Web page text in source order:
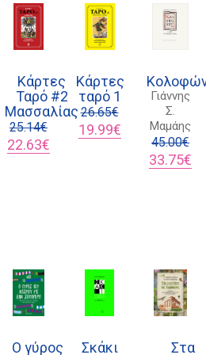
Κάρτες
Ταρό #2
Μασσαλίας
25.14€
Original
price
22.63€Η
τρέχουσα
Κάρτες
ταρό 1
26.65€
Original
price
19.99€Η
τρέχουσα
Γιάννης
Σ.
Μαμάης
45.00€
Original
price
33.75€
Ο γύρος
Σκάκι
Στα